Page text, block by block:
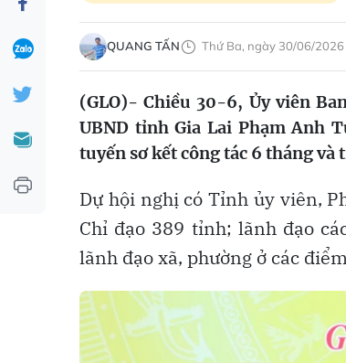
QUANG TẤN Thứ Ba, ngày 30/06/
(GLO)- Chiều 30-6, Ủy viên
UBND tỉnh Gia Lai Phạm Anh
tuyến sơ kết công tác 6 tháng
Dự hội nghị có Tỉnh ủy viên,
Chỉ đạo 389 tỉnh; lãnh đạo
lãnh đạo xã, phường ở các